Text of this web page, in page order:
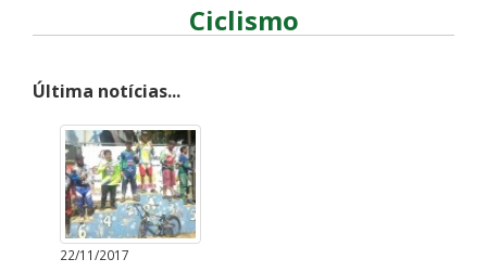
Ciclismo
Última notícias...
22/11/2017